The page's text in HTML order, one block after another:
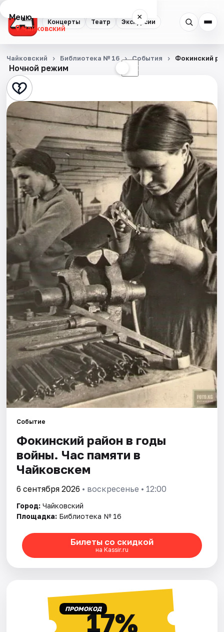
Концерты Театр Экскурсии
Меню ×
Чайковский
Концерты
Театр
Экскурсии
События
Города
Площадки
Артисты
Рейтинги
Ночной режим ☾
Чайковский Библиотека № 16 События Фокинский
Событие
Фокинский район в годы
войны. Час памяти в
Чайковскем
6 сентября 2026 • воскресенье • 12:00
Город: Чайковский
Площадка: Библиотека № 16
Билеты со скидкой
на Kassir.ru
ПРОМОКОД17%